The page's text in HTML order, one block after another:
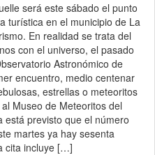
será este sábado el punto
turística en el municipio de La
En realidad se trata del
con el universo, el pasado
Astronómico de
encuentro, medio centenar
estrellas o meteoritos
Museo de Meteoritos del
está previsto que el número
martes ya hay sesenta
cita incluye […]